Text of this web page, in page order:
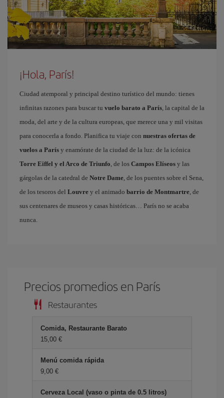
¡Hola, París!
Ciudad atemporal y principal destino turístico del mundo: tienes
infinitas razones para buscar tu vuelo barato a París, la capital de la
moda, del arte y de la cultura europeas, que merece una y mil visitas
para conocerla a fondo. Planifica tu viaje con nuestras ofertas de
vuelos a París y enamórate de la ciudad de la luz: de la icónica
Torre Eiffel y el Arco de Triunfo, de los Campos Elíseos y las
gárgolas de la catedral de Notre Dame, de los puentes sobre el Sena,
de los tesoros del Louvre y el animado barrio de Montmartre, de
sus centenares de museos y casas históricas… París no se acaba
nunca.
Precios promedios en París
Restaurantes
Comida, Restaurante Barato
15,00 €
Menú comida rápida
9,00 €
Cerveza Local (vaso o pinta de 0.5 litros)